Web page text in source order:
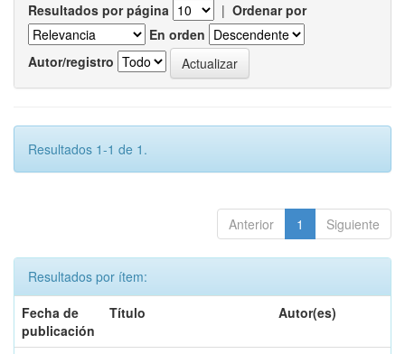
Resultados por página | Ordenar por
En orden
Autor/registro
Resultados 1-1 de 1.
Anterior 1 Siguiente
Resultados por ítem:
Fecha de
publicación
Título Autor(es)